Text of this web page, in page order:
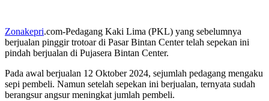
Zonakepri.com-Pedagang Kaki Lima (PKL) yang sebelumnya
berjualan pinggir trotoar di Pasar Bintan Center telah sepekan ini
pindah berjualan di Pujasera Bintan Center.
Pada awal berjualan 12 Oktober 2024, sejumlah pedagang mengaku
sepi pembeli. Namun setelah sepekan ini berjualan, ternyata sudah
berangsur angsur meningkat jumlah pembeli.